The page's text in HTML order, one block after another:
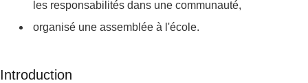
les responsabilités dans une communauté,
organisé une assemblée à l'école.
Introduction